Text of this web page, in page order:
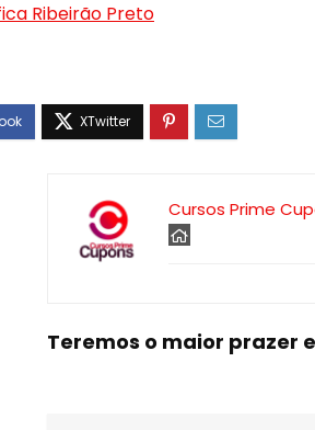
Ribeirão Preto
Cursos Prime
Teremos o maior prazer